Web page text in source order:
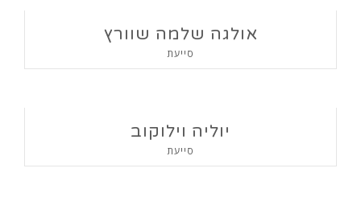
אולגה שלמה שוורץ
סייעת
יוליה וילוקוב
סייעת